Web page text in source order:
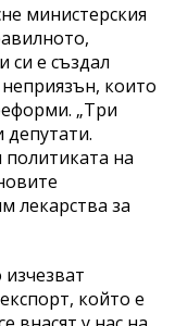
министерския
си е създал
които
„Три
депутати.
на
лекарства за
който е